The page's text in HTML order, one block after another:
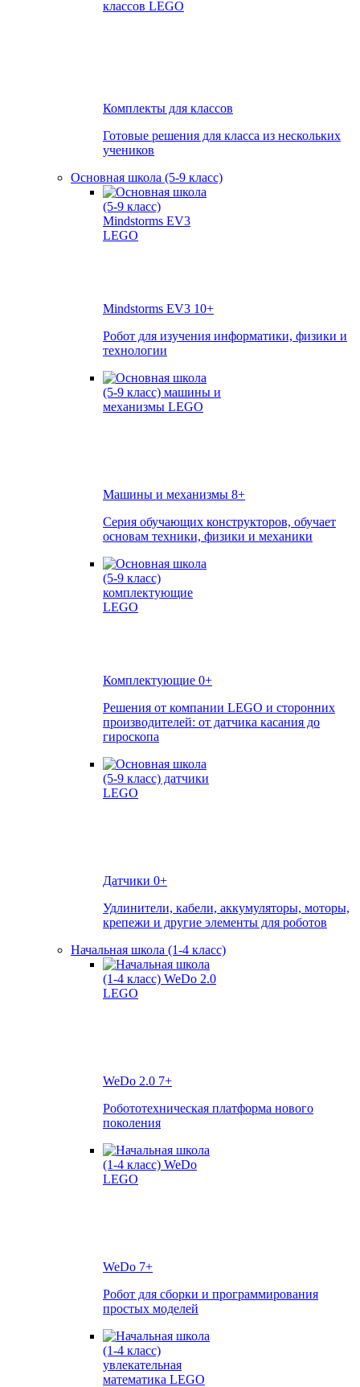
Комплекты для классов
Готовые решения для класса из нескольких
учеников
Основная школа (5-9 класс)
Mindstorms EV3 10+
Робот для изучения информатики, физики и
технологии
Машины и механизмы 8+
Серия обучающих конструкторов, обучает
основам техники, физики и механики
Комплектующие 0+
Решения от компании LEGO и сторонних
производителей: от датчика касания до
гироскопа
Датчики 0+
Удлинители, кабели, аккумуляторы, моторы,
крепежи и другие элементы для роботов
Начальная школа (1-4 класс)
WeDo 2.0 7+
Робототехническая платформа нового
поколения
WeDo 7+
Робот для сборки и программирования
простых моделей